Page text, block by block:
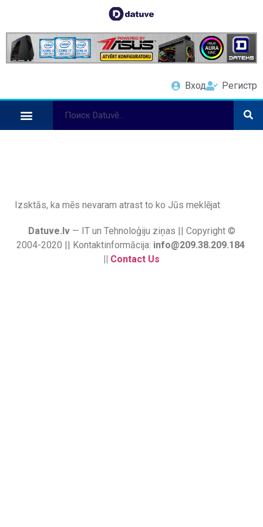
Вход Регистр
Izsktās, ka mēs nevaram atrast to ko Jūs meklējat
Datuve.lv— IT un Tehnoloģiju ziņas || Copyright ©
2004-2020 || Kontaktinformācija: info@209.38.209.184
|| Contact Us